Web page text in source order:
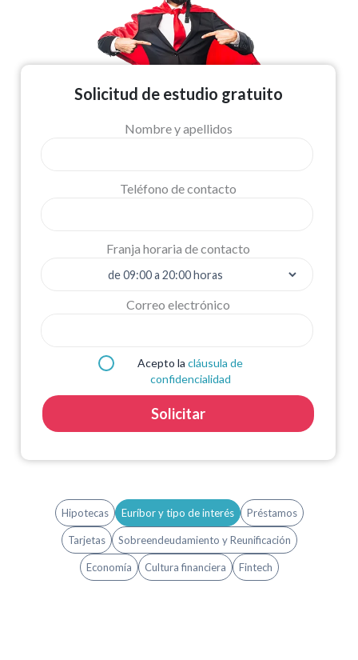
Solicitud de estudio gratuito
Nombre y apellidos
Teléfono de contacto
Franja horaria de contacto
Correo electrónico
Acepto la cláusula de
confidencialidad
Solicitar
Hipotecas Euríbor y tipo de interés Préstamos
Tarjetas Sobreendeudamiento y Reunificación
Economía Cultura financiera Fintech